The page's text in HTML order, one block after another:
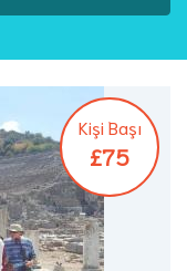
Kişi Başı
£75